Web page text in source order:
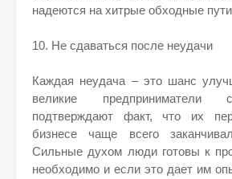
надеются на хитрые обходные
10. Не сдаваться после неудачи
Каждая неудача – это шанс
великие предприниматели
подтверждают факт, что их
бизнесе чаще всего
Сильные духом люди готовы к
необходимо и если это дает им